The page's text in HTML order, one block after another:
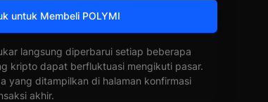
untuk Membeli POLYMI
langsung diperbarui setiap beberapa
kripto dapat berfluktuasi mengikuti pasar.
yang ditampilkan di halaman konfirmasi
akhir.